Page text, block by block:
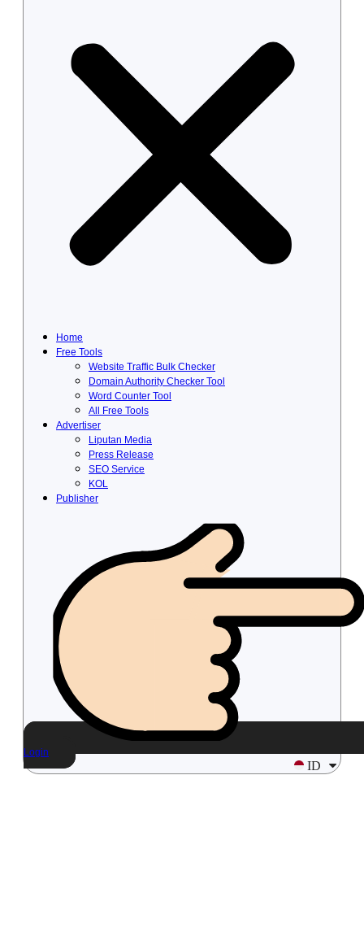
Home
Free Tools
Website Traffic Bulk Checker
Domain Authority Checker Tool
Word Counter Tool
All Free Tools
Advertiser
Liputan Media
Press Release
SEO Service
KOL
Publisher
Login
ID